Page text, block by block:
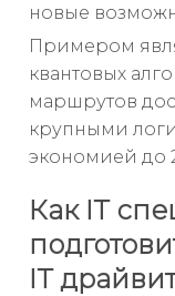
новые
Примером
квантовых
маршрутов
крупными
экономией до
Как IT
IT